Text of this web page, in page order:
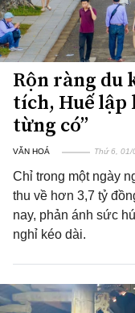
Rộn ràng du
tích, Huế lập
từng có”
VĂN HOÁ Thứ 6, 01/
Chỉ trong một ngày
thu về hơn 3,7 tỷ
nay, phản ánh sức
nghỉ kéo dài.